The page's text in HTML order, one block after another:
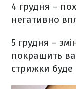
4 грудня –
негативно
5 грудня –
покращить
стрижки